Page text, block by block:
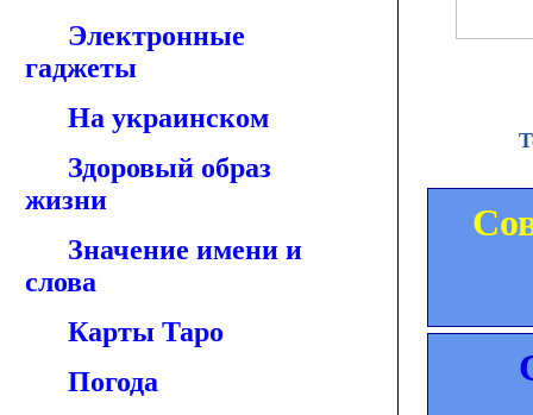
Электронные
гаджеты
На украинском
Здоровый образ
жизни
Значение имени и
слова
Карты Таро
Погода